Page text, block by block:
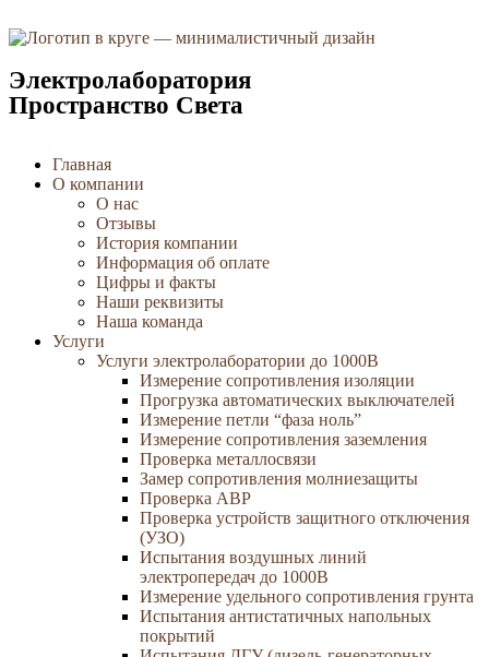
Электролаборатория
Пространство Света
Главная
О компании
О нас
Отзывы
История компании
Информация об оплате
Цифры и факты
Наши реквизиты
Наша команда
Услуги
Услуги электролаборатории до 1000В
Измерение сопротивления изоляции
Прогрузка автоматических выключателей
Измерение петли “фаза ноль”
Измерение сопротивления заземления
Проверка металлосвязи
Замер сопротивления молниезащиты
Проверка АВР
Проверка устройств защитного отключения
(УЗО)
Испытания воздушных линий
электропередач до 1000В
Измерение удельного сопротивления грунта
Испытания антистатичных напольных
покрытий